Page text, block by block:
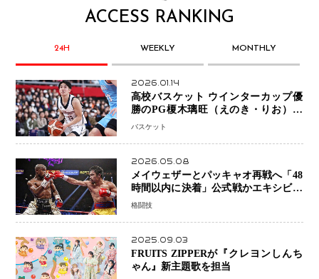
ACCESS RANKING
24H WEEKLY MONTHLY
2026.01.14
高校バスケット ウインターカップ優
勝のPG榎木璃旺（えのき・りお）が
プロの現場へ―。
バスケット
2026.05.08
メイウェザーとパッキャオ再戦へ「48
時間以内に決着」公式戦かエキシビシ
ョンか混迷続く
格闘技
2025.09.03
FRUITS ZIPPERが『クレヨンしんち
ゃん』新主題歌を担当